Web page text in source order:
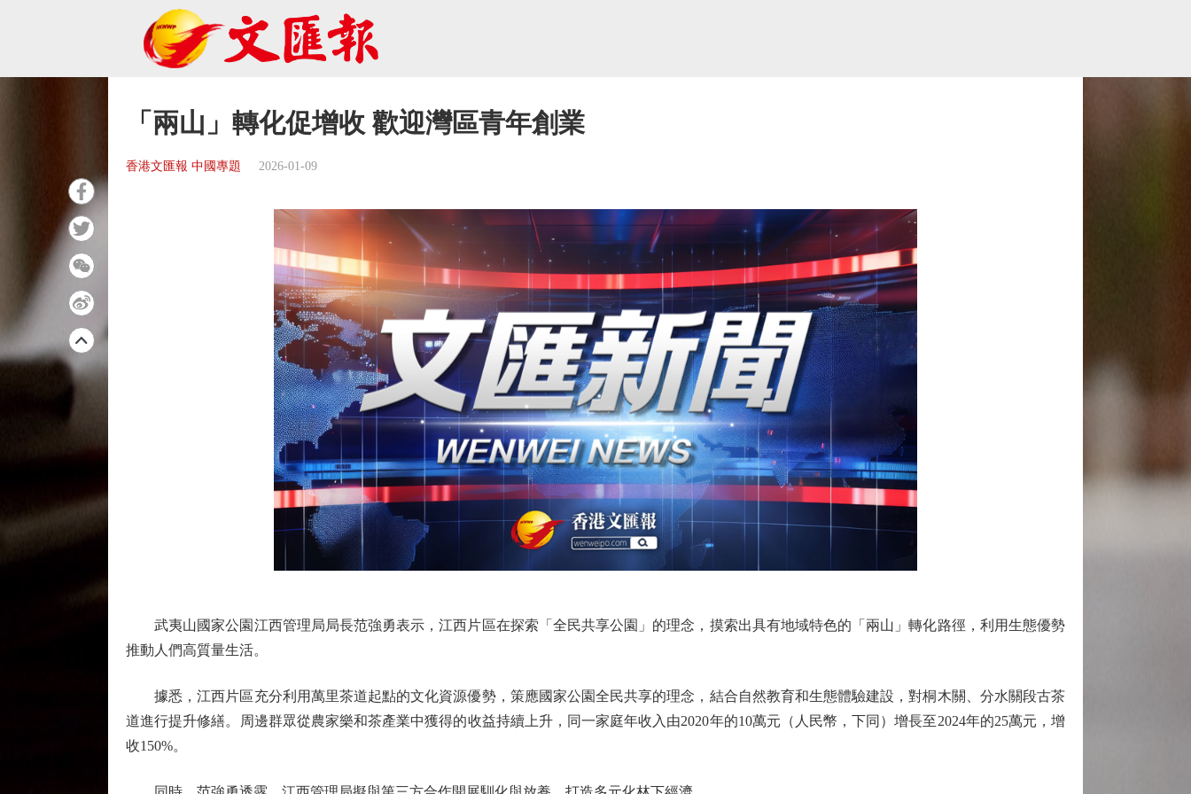
「兩山」轉化促增收 歡迎灣區青年創業
香港文匯報 中國專題 2026-01-09
武夷山國家公園江西管理局局長范強勇表示，江西片區在探索「全民共享公園」的理念，摸索出具有地域特色的「兩山」轉化路徑，利用生態優勢
推動人們高質量生活。
據悉，江西片區充分利用萬里茶道起點的文化資源優勢，策應國家公園全民共享的理念，結合自然教育和生態體驗建設，對桐木關、分水關段古茶
道進行提升修繕。周邊群眾從農家樂和茶產業中獲得的收益持續上升，同一家庭年收入由2020年的10萬元（人民幣，下同）增長至2024年的25萬元，增
收150%。